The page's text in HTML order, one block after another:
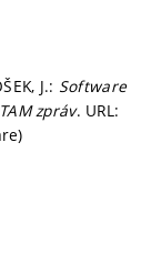
J.: Software
zpráv. URL: